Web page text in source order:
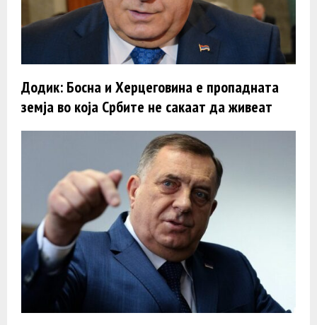
Додик: Босна и Херцеговина е пропадната
земја во која Србите не сакаат да живеат